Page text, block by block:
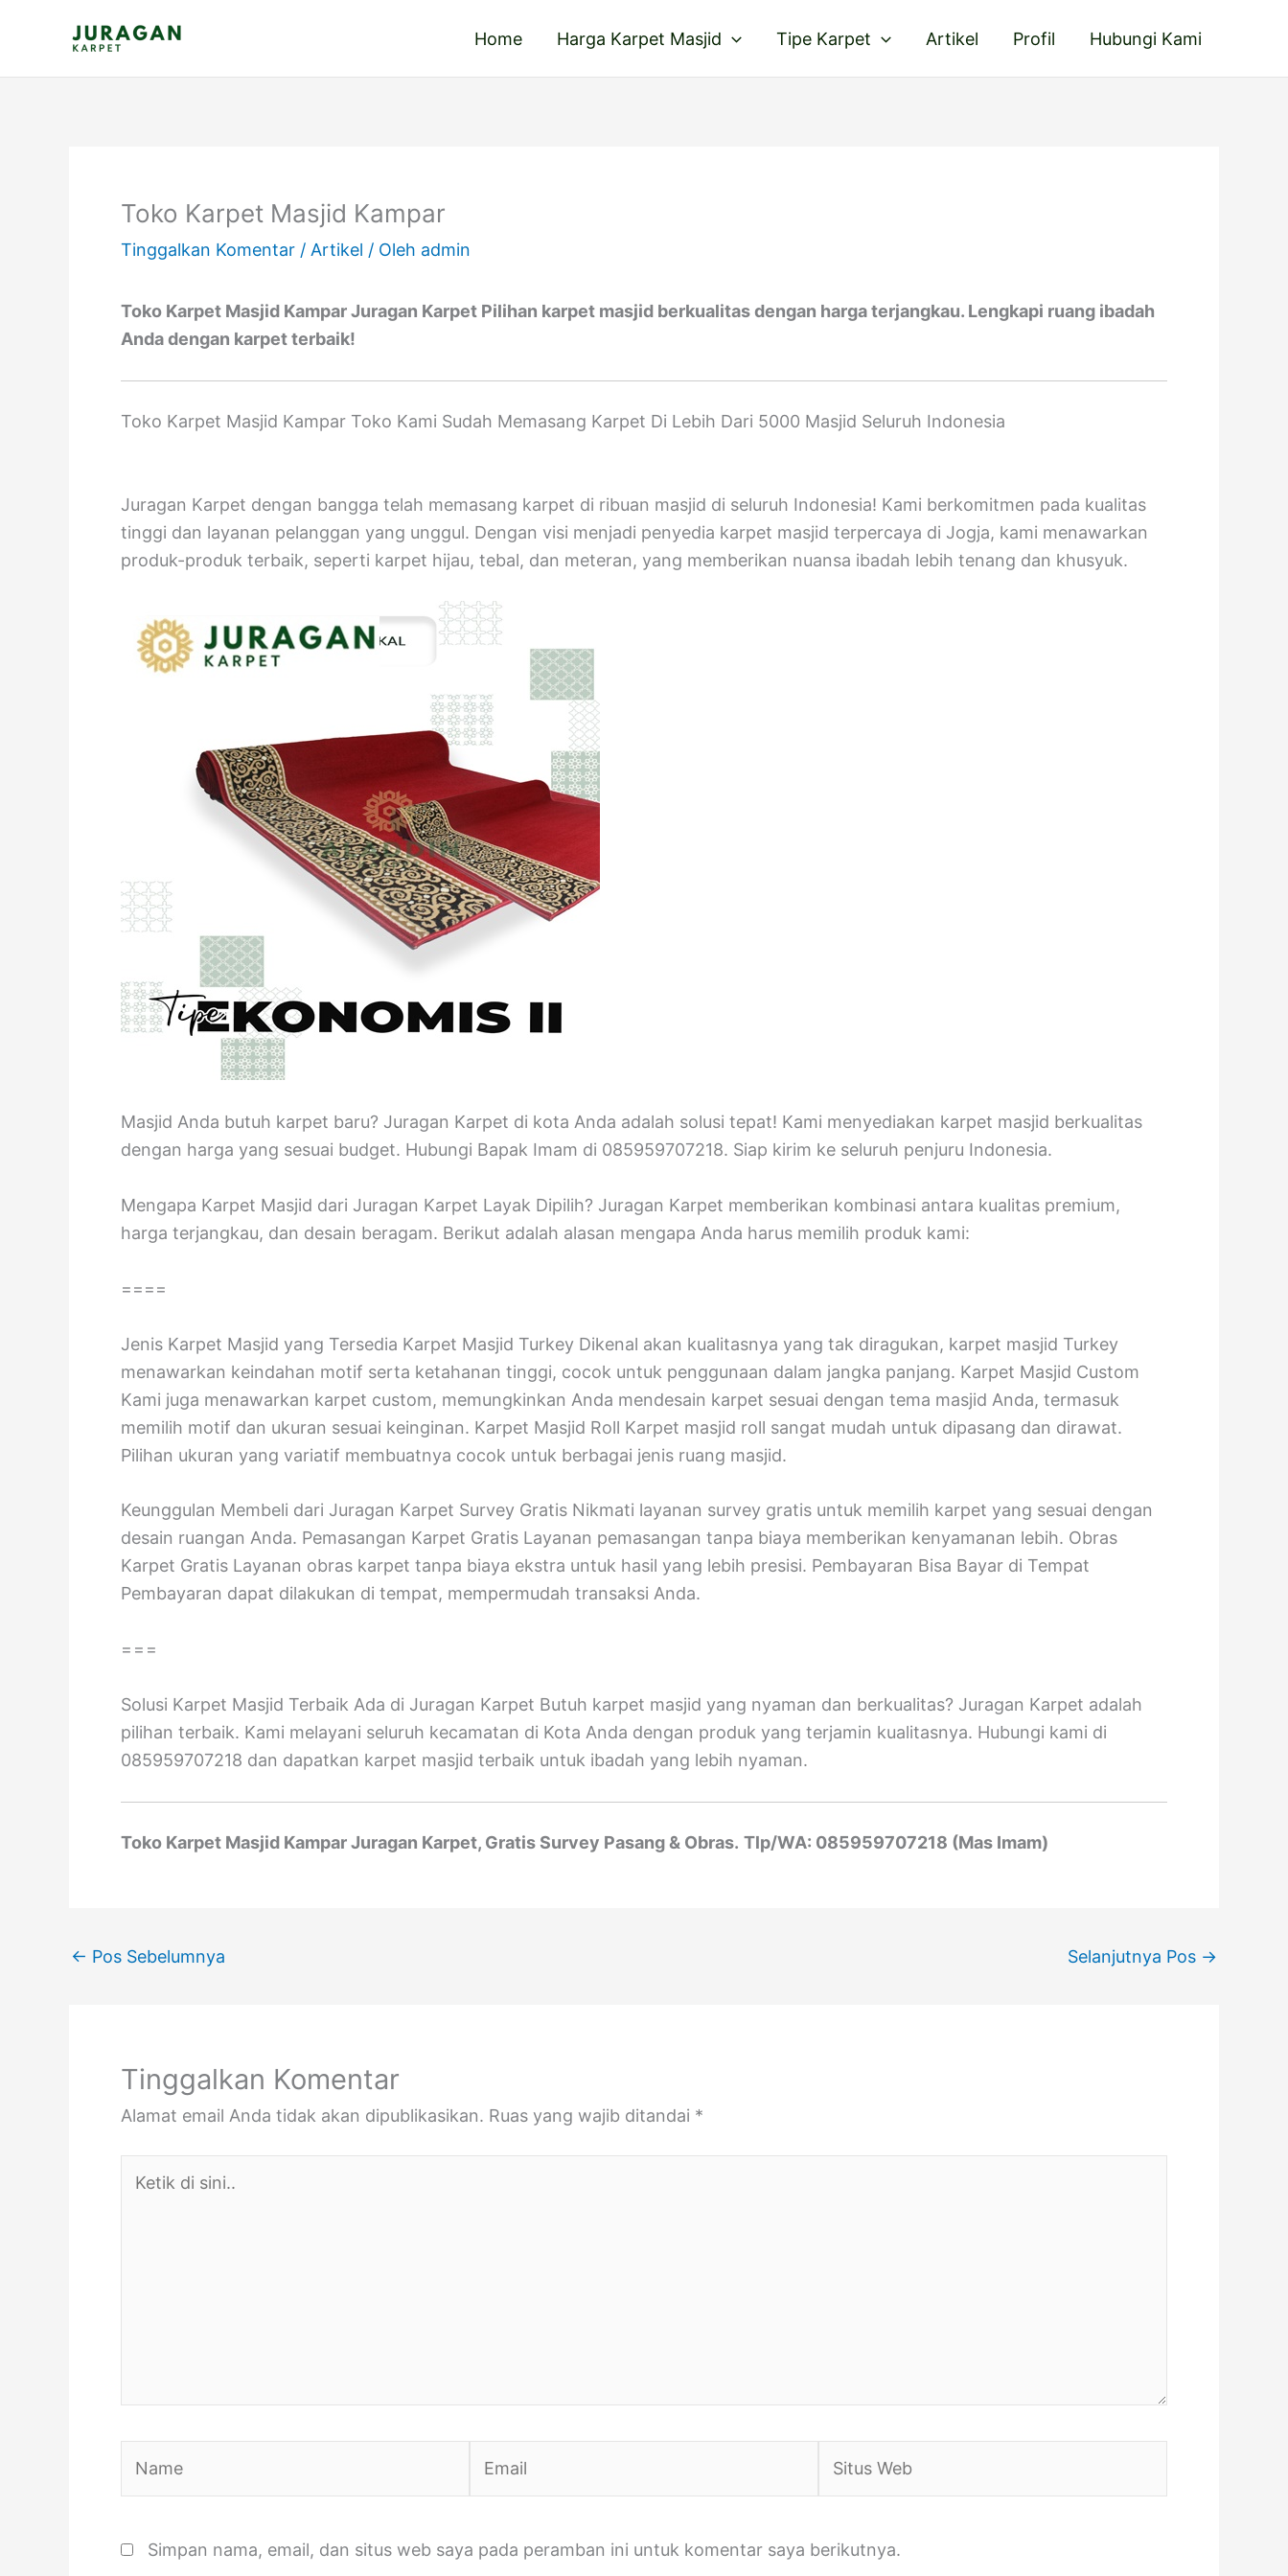
Home Harga Karpet Masjid Tipe Karpet Artikel Profil Hubungi Kami
Toko Karpet Masjid Kampar
Tinggalkan Komentar / Artikel / Oleh admin
Toko Karpet Masjid Kampar Juragan Karpet Pilihan karpet masjid berkualitas dengan harga terjangkau. Lengkapi ruang ibadah
Anda dengan karpet terbaik!
Toko Karpet Masjid Kampar Toko Kami Sudah Memasang Karpet Di Lebih Dari 5000 Masjid Seluruh Indonesia
Juragan Karpet dengan bangga telah memasang karpet di ribuan masjid di seluruh Indonesia! Kami berkomitmen pada kualitas
tinggi dan layanan pelanggan yang unggul. Dengan visi menjadi penyedia karpet masjid terpercaya di Jogja, kami menawarkan
produk-produk terbaik, seperti karpet hijau, tebal, dan meteran, yang memberikan nuansa ibadah lebih tenang dan khusyuk.
Masjid Anda butuh karpet baru? Juragan Karpet di kota Anda adalah solusi tepat! Kami menyediakan karpet masjid berkualitas
dengan harga yang sesuai budget. Hubungi Bapak Imam di 085959707218. Siap kirim ke seluruh penjuru Indonesia.
Mengapa Karpet Masjid dari Juragan Karpet Layak Dipilih? Juragan Karpet memberikan kombinasi antara kualitas premium,
harga terjangkau, dan desain beragam. Berikut adalah alasan mengapa Anda harus memilih produk kami:
====
Jenis Karpet Masjid yang Tersedia Karpet Masjid Turkey Dikenal akan kualitasnya yang tak diragukan, karpet masjid Turkey
menawarkan keindahan motif serta ketahanan tinggi, cocok untuk penggunaan dalam jangka panjang. Karpet Masjid Custom
Kami juga menawarkan karpet custom, memungkinkan Anda mendesain karpet sesuai dengan tema masjid Anda, termasuk
memilih motif dan ukuran sesuai keinginan. Karpet Masjid Roll Karpet masjid roll sangat mudah untuk dipasang dan dirawat.
Pilihan ukuran yang variatif membuatnya cocok untuk berbagai jenis ruang masjid.
Keunggulan Membeli dari Juragan Karpet Survey Gratis Nikmati layanan survey gratis untuk memilih karpet yang sesuai dengan
desain ruangan Anda. Pemasangan Karpet Gratis Layanan pemasangan tanpa biaya memberikan kenyamanan lebih. Obras
Karpet Gratis Layanan obras karpet tanpa biaya ekstra untuk hasil yang lebih presisi. Pembayaran Bisa Bayar di Tempat
Pembayaran dapat dilakukan di tempat, mempermudah transaksi Anda.
===
Solusi Karpet Masjid Terbaik Ada di Juragan Karpet Butuh karpet masjid yang nyaman dan berkualitas? Juragan Karpet adalah
pilihan terbaik. Kami melayani seluruh kecamatan di Kota Anda dengan produk yang terjamin kualitasnya. Hubungi kami di
085959707218 dan dapatkan karpet masjid terbaik untuk ibadah yang lebih nyaman.
Toko Karpet Masjid Kampar Juragan Karpet, Gratis Survey Pasang & Obras. Tlp/WA: 085959707218 (Mas Imam)
← Pos Sebelumnya Selanjutnya Pos →
Tinggalkan Komentar
Alamat email Anda tidak akan dipublikasikan. Ruas yang wajib ditandai *
Web
Simpan nama, email, dan situs web saya pada peramban ini untuk komentar saya berikutnya.